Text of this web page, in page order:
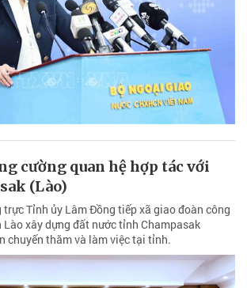
cường quan hệ hợp tác với
(Lào)
Tỉnh ủy Lâm Đồng tiếp xã giao đoàn công
xây dựng đất nước tỉnh Champasak
chuyến thăm và làm việc tại tỉnh.